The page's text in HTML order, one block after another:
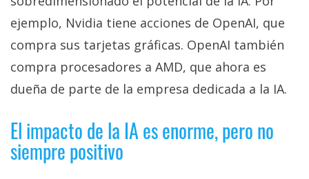
ejemplo, Nvidia tiene acciones de OpenAI, que
compra sus tarjetas gráficas. OpenAI también
compra procesadores a AMD, que ahora es
dueña de parte de la empresa dedicada a la IA.
El impacto de la IA es enorme, pero no
siempre positivo